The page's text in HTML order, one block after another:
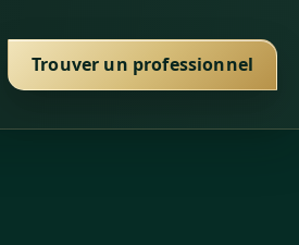
Trouver un professionnel